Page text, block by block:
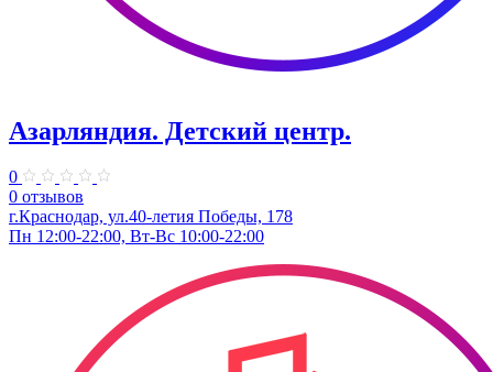
Азарляндия. ​Детский центр.
0
0 отзывов
г.Краснодар, ул.40-летия Победы, 178
Пн 12:00-22:00, Вт-Вс 10:00-22:00